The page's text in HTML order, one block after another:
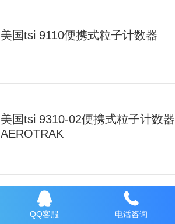
美国tsi 9110便携式粒子计数器
美国tsi 9310-02便携式粒子计数器
AEROTRAK
美国tsi风速传感器8475-300-1
QQ客服 电话咨询